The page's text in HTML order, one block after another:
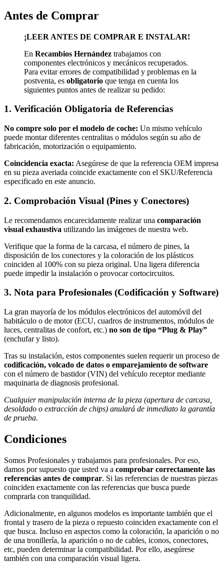
2013)
quantity
Antes de Comprar
¡LEER ANTES DE COMPRAR E INSTALAR!
En Recambios Hernández trabajamos con
componentes electrónicos y mecánicos recuperados.
Para evitar errores de compatibilidad y problemas en la
postventa, es obligatorio que tenga en cuenta los
siguientes puntos antes de realizar su pedido:
1. Verificación Obligatoria de Referencias
No compre solo por el modelo de coche: Un mismo vehículo
puede montar diferentes centralitas o módulos según su año de
fabricación, motorización o equipamiento.
Coincidencia exacta: Asegúrese de que la referencia OEM impresa
en su pieza averiada coincide exactamente con el SKU/Referencia
especificado en este anuncio.
2. Comprobación Visual (Pines y Conectores)
Le recomendamos encarecidamente realizar una comparación
visual exhaustiva utilizando las imágenes de nuestra web.
Verifique que la forma de la carcasa, el número de pines, la
disposición de los conectores y la coloración de los plásticos
coinciden al 100% con su pieza original. Una ligera diferencia
puede impedir la instalación o provocar cortocircuitos.
3. Nota para Profesionales (Codificación y Software)
La gran mayoría de los módulos electrónicos del automóvil del
habitáculo o de motor (ECU, cuadros de instrumentos, módulos de
luces, centralitas de confort, etc.) no son de tipo “Plug & Play”
(enchufar y listo).
Tras su instalación, estos componentes suelen requerir un proceso de
codificación, volcado de datos o emparejamiento de software
con el número de bastidor (VIN) del vehículo receptor mediante
maquinaria de diagnosis profesional.
Cualquier manipulación interna de la pieza (apertura de carcasa,
desoldado o extracción de chips) anulará de inmediato la garantía
de prueba.
Condiciones
Somos Profesionales y trabajamos para profesionales. Por eso,
damos por supuesto que usted va a comprobar correctamente las
referencias antes de comprar. Si las referencias de nuestras piezas
coinciden exactamente con las referencias que busca puede
comprarla con tranquilidad.
Adicionalmente, en algunos modelos es importante también que el
frontal y trasero de la pieza o repuesto coinciden exactamente con el
que busca. Incluso en aspectos como la coloración, la aparición o no
de una tronillería, la aparición o no de cables, iconos, conectores,
etc, pueden determinar la compatibilidad. Por ello, asegúrese
también con una comparación visual ligera.